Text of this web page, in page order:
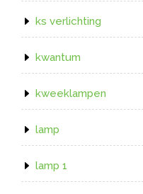
ks verlichting
kwantum
kweeklampen
lamp
lamp 1